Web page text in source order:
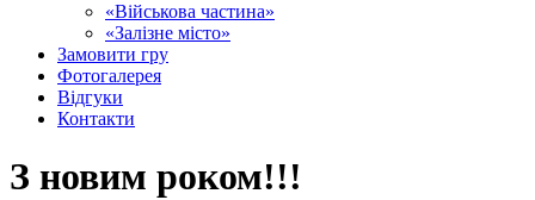
«Військова частина»
«Залізне місто»
Замовити гру
Фотогалерея
Відгуки
Контакти
З новим роком!!!